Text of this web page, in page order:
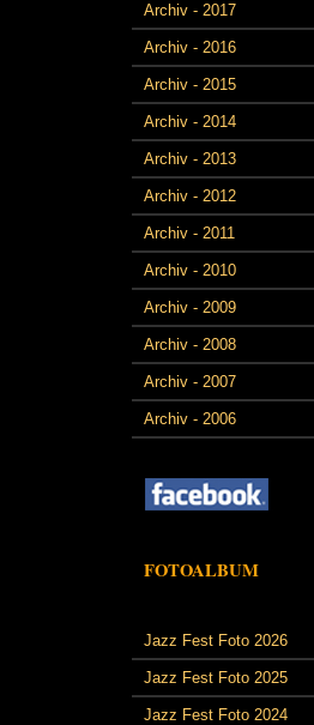
Archiv - 2017
Archiv - 2016
Archiv - 2015
Archiv - 2014
Archiv - 2013
Archiv - 2012
Archiv - 2011
Archiv - 2010
Archiv - 2009
Archiv - 2008
Archiv - 2007
Archiv - 2006
FOTOALBUM
Jazz Fest Foto 2026
Jazz Fest Foto 2025
Jazz Fest Foto 2024